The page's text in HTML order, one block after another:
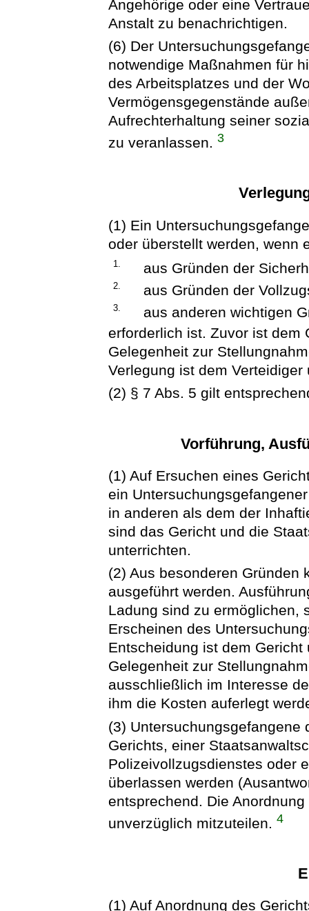
Angehörige oder eine
Anstalt zu benachrichtigen.
(6) Der
notwendige Maßnahmen für
des Arbeitsplatzes und der
Vermögensgegenstände
Aufrechterhaltung seiner
zu veranlassen.3
(1) Ein
oder überstellt werden, wenn
1. aus Gründen der
2. aus Gründen der
3.
aus anderen wichtigen
erforderlich ist. Zuvor ist dem
Gelegenheit zur
Verlegung ist dem
(2) § 7 Abs. 5 gilt
Vorführung,
(1) Auf Ersuchen eines
ein
in anderen als dem der
sind das Gericht und die
unterrichten.
(2) Aus besonderen Gründen
ausgeführt werden.
Ladung sind zu ermöglichen,
Erscheinen des
Entscheidung ist dem
Gelegenheit zur
ausschließlich im Interesse
ihm die Kosten auferlegt
(3) Untersuchungsgefangene
Gerichts, einer
Polizeivollzugsdienstes oder
überlassen werden
entsprechend. Die
unverzüglich mitzuteilen.4
(1) Auf Anordnung des